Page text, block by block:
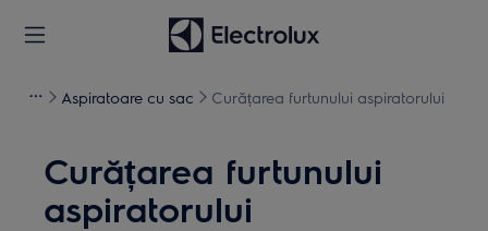
Aspiratoare cu sac Curățarea furtunului aspiratorului
Curățarea furtunului
aspiratorului